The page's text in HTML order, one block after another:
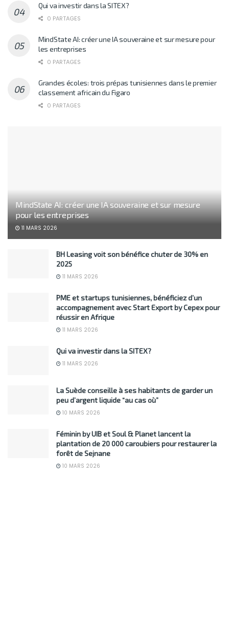
Qui va investir dans la SITEX?
0 PARTAGES
MindState AI: créer une IA souveraine et sur mesure pour
les entreprises
0 PARTAGES
Grandes écoles: trois prépas tunisiennes dans le premier
classement africain du Figaro
0 PARTAGES
MindState AI: créer une IA souveraine et sur mesure
pour les entreprises
11 MARS 2026
BH Leasing voit son bénéfice chuter de 30% en
2025
11 MARS 2026
PME et startups tunisiennes, bénéficiez d’un
accompagnement avec Start Export by Cepex pour
réussir en Afrique
11 MARS 2026
Qui va investir dans la SITEX?
11 MARS 2026
La Suède conseille à ses habitants de garder un
peu d’argent liquide “au cas où”
10 MARS 2026
Féminin by UIB et Soul & Planet lancent la
plantation de 20 000 caroubiers pour restaurer la
forêt de Sejnane
10 MARS 2026